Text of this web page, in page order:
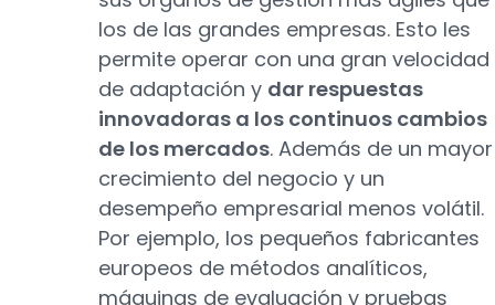
los de las grandes empresas. Esto les
permite operar con una gran velocidad
de adaptación y dar respuestas
innovadoras a los continuos cambios
de los mercados. Además de un mayor
crecimiento del negocio y un
desempeño empresarial menos volátil.
Por ejemplo, los pequeños fabricantes
europeos de métodos analíticos,
máquinas de evaluación y pruebas